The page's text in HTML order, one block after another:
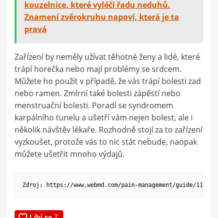
kouzelnice, které vyléčí řadu neduhů.
Znamení zvěrokruhu napoví, která je ta
pravá
Zařízení by neměly užívat těhotné ženy a lidé, které
trápí horečka nebo mají problémy se srdcem.
Můžete ho použít v případě, že vás trápí bolesti zad
nebo ramen. Zmírní také bolesti zápěstí nebo
menstruační bolesti. Poradí se syndromem
karpálního tunelu a ušetří vám nejen bolest, ale i
několik návštěv lékaře. Rozhodně stojí za to zařízení
vyzkoušet, protože vás to nic stát nebude, naopak
můžete ušetřit mnoho výdajů.
Zdroj: https://www.webmd.com/pain-management/guide/